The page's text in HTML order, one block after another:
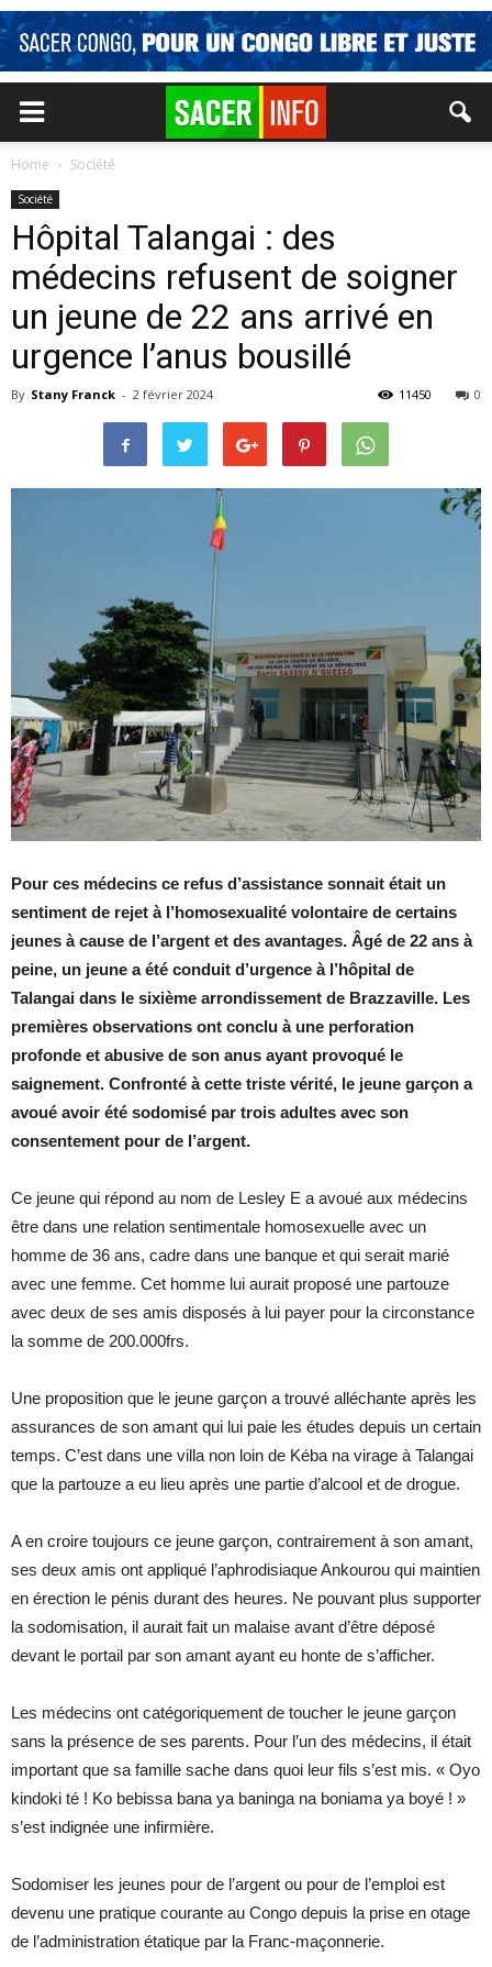
Home Société
Société
Hôpital Talangai : des
médecins refusent de soigner
un jeune de 22 ans arrivé en
urgence l’anus bousillé
By Stany Franck - 2 février 2024 0
11450
Pour ces médecins ce refus d’assistance sonnait était un
sentiment de rejet à l’homosexualité volontaire de certains
jeunes à cause de l’argent et des avantages. Âgé de 22 ans à
peine, un jeune a été conduit d’urgence à l’hôpital de
Talangai dans le sixième arrondissement de Brazzaville. Les
premières observations ont conclu à une perforation
profonde et abusive de son anus ayant provoqué le
saignement. Confronté à cette triste vérité, le jeune garçon a
avoué avoir été sodomisé par trois adultes avec son
consentement pour de l’argent.
Ce jeune qui répond au nom de Lesley E a avoué aux médecins
être dans une relation sentimentale homosexuelle avec un
homme de 36 ans, cadre dans une banque et qui serait marié
avec une femme. Cet homme lui aurait proposé une partouze
avec deux de ses amis disposés à lui payer pour la circonstance
la somme de 200.000frs.
Une proposition que le jeune garçon a trouvé alléchante après les
assurances de son amant qui lui paie les études depuis un certain
temps. C’est dans une villa non loin de Kéba na virage à Talangai
que la partouze a eu lieu après une partie d’alcool et de drogue.
A en croire toujours ce jeune garçon, contrairement à son amant,
ses deux amis ont appliqué l’aphrodisiaque Ankourou qui maintien
en érection le pénis durant des heures. Ne pouvant plus supporter
la sodomisation, il aurait fait un malaise avant d’être déposé
devant le portail par son amant ayant eu honte de s’afficher.
Les médecins ont catégoriquement de toucher le jeune garçon
sans la présence de ses parents. Pour l’un des médecins, il était
important que sa famille sache dans quoi leur fils s’est mis. « Oyo
kindoki té ! Ko bebissa bana ya baninga na boniama ya boyé ! »
s’est indignée une infirmière.
Sodomiser les jeunes pour de l’argent ou pour de l’emploi est
devenu une pratique courante au Congo depuis la prise en otage
de l’administration étatique par la Franc-maçonnerie.